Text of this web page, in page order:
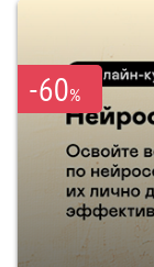
-60%